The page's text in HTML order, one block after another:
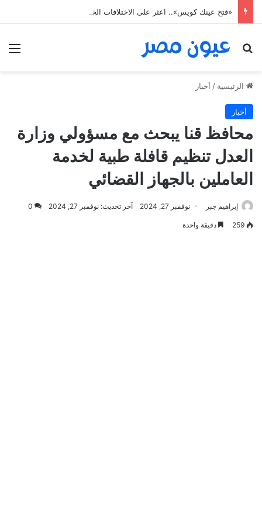
بحث عن
الرئيسية / أخبار
أخبار
محافظ قنا يبحث مع مسؤولي وزارة
العدل تنظيم قافلة طبية لخدمة
العاملين بالجهاز القضائي
إبراهيم جبر نوفمبر 27, 2024 آخر تحديث: نوفمبر 27, 2024 0
259 دقيقة واحدة